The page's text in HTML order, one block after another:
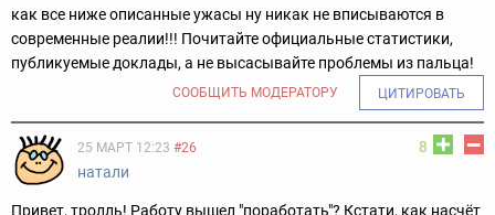
как все ниже описанные ужасы ну никак не вписываются в
современные реалии!!! Почитайте официальные статистики,
публикуемые доклады, а не высасывайте проблемы из пальца!
СООБЩИТЬ МОДЕРАТОРУ ЦИТИРОВАТЬ
8
25 МАРТ 12:23 #26
натали
Привет, тролль! Работу вышел "поработать"? Кстати, как насчёт